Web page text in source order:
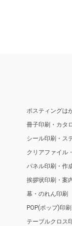
ポスティングは
冊子印刷・カタ
シール印刷・ス
クリアファイル
パネル印刷・作
挨拶状印刷・案
幕・のれん印刷
POP(ポップ)印刷
テーブルクロス